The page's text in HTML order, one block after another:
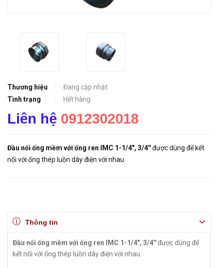
Thương hiệu
Đang cập nhật
Tình trạng
Hết hàng
Liên hệ 0912302018
Đầu nối ống mềm với ống ren IMC 1-1/4", 3/4''được dùng để kết
nối với ống thép luồn dây điện với nhau.
Thông tin
Đầu nối ống mềm với ống ren IMC 1-1/4", 3/4''được dùng để
kết nối với ống thép luồn dây điện với nhau.